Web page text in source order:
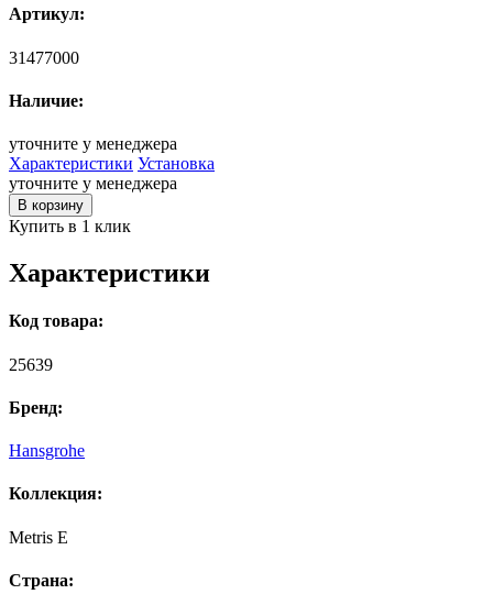
Артикул:
31477000
Наличие:
уточните у менеджера
Характеристики Установка
уточните у менеджера
В корзину
Купить в 1 клик
Характеристики
Код товара:
25639
Бренд:
Hansgrohe
Коллекция:
Metris E
Страна: